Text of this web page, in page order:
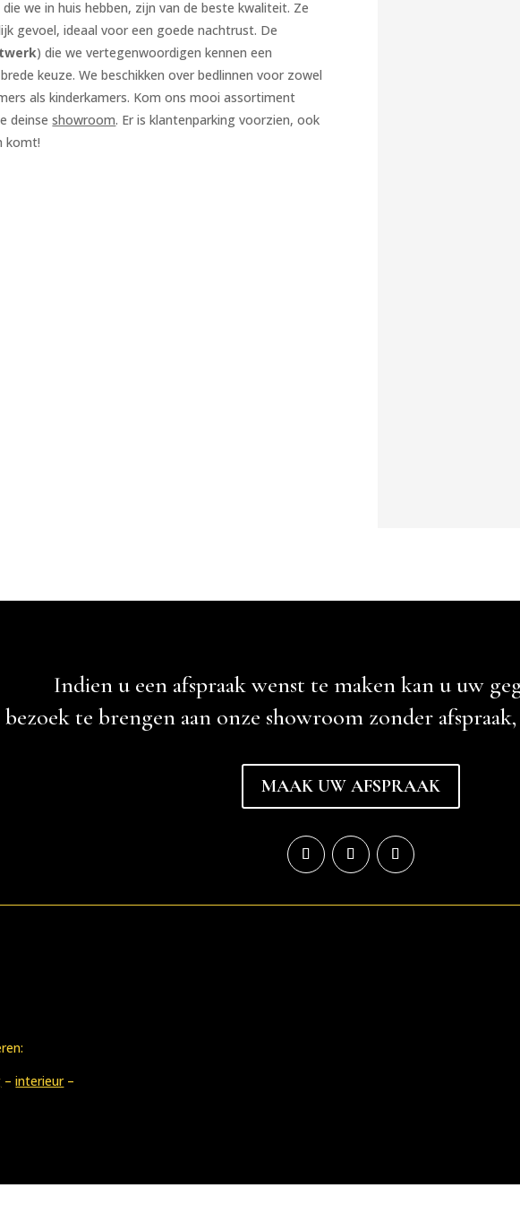
die we in huis hebben, zijn van de beste kwaliteit. Ze
gevoel, ideaal voor een goede nachtrust. De
) die we vertegenwoordigen kennen een
keuze. We beschikken over bedlinnen voor zowel
als kinderkamers. Kom ons mooi assortiment
deinseshowroom. Er is klantenparking voorzien, ook
komt!
Indien u een afspraak wenst te maken kan u uw
te brengen aan onze showroom zonder
MAAK UW AFSPRAAK
–interieur–